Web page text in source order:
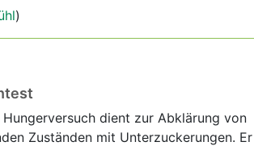
)
dient zur Abklärung von
Zuständen mit Unterzuckerungen.